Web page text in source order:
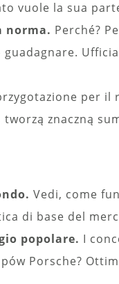
vuole la sua
norma. Perché?
per il
znaczną
Vedi, come
di base del
popolare. I
Porsche?